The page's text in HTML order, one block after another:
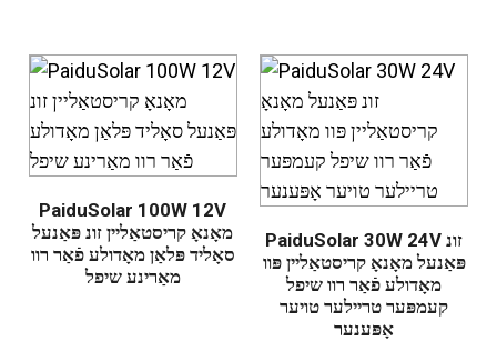
PaiduSolar 100W 12V
מאָנאָ קריסטאַליין זונ פּאַנעל
סאָליד פּלאַן מאָדולע פֿאַר רוו
מאַרינע שיפל
PaiduSolar 30W 24V זונ
פּאַנעל מאָנאָ קריסטאַליין פּוו
מאָדולע פֿאַר רוו שיפל
קעמפּער טריילער טויער
אָפּענער